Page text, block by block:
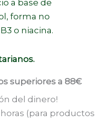
a base de
forma no
o niacina.
superiores a 88€
del dinero!
(para productos